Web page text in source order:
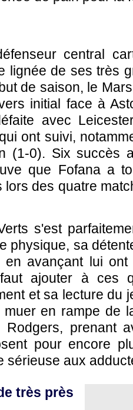
central
lignée de ses très
de saison, le
initial face à
avec
ont suivi,
(1-0). Six succès
que Fofana a
lors des quatre
s'est
physique, sa
en avançant lui
ajouter à ces
et sa lecture du
en rampe de
Rodgers, prenant
pour encore
sérieuse aux
très près